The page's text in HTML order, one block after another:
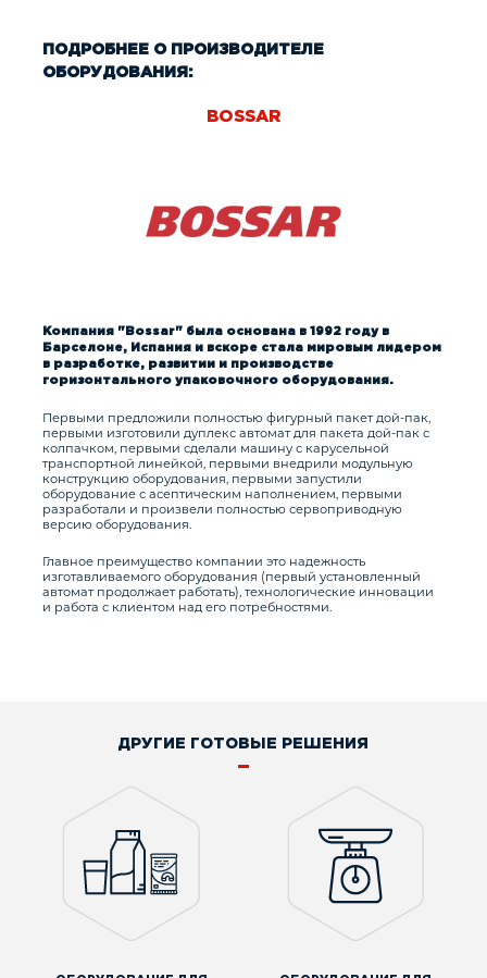
ПОДРОБНЕЕ О ПРОИЗВОДИТЕЛЕ
ОБОРУДОВАНИЯ:
BOSSAR
Компания "Bossar" была основана в 1992 году в
Барселоне, Испания и вскоре стала мировым лидером
в разработке, развитии и производстве
горизонтального упаковочного оборудования.
Первыми предложили полностью фигурный пакет дой-пак,
первыми изготовили дуплекс автомат для пакета дой-пак с
колпачком, первыми сделали машину с карусельной
транспортной линейкой, первыми внедрили модульную
конструкцию оборудования, первыми запустили
оборудование с асептическим наполнением, первыми
разработали и произвели полностью сервоприводную
версию оборудования.
Главное преимущество компании это надежность
изготавливаемого оборудования (первый установленный
автомат продолжает работать), технологические инновации
и работа с клиентом над его потребностями.
ДРУГИЕ ГОТОВЫЕ РЕШЕНИЯ